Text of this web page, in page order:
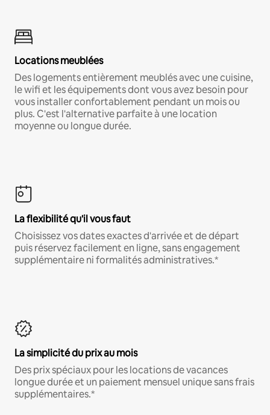
Locations meublées
Des logements entièrement meublés avec une cuisine,
le wifi et les équipements dont vous avez besoin pour
vous installer confortablement pendant un mois ou
plus. C'est l'alternative parfaite à une location
moyenne ou longue durée.
La flexibilité qu'il vous faut
Choisissez vos dates exactes d'arrivée et de départ
puis réservez facilement en ligne, sans engagement
supplémentaire ni formalités administratives.*
La simplicité du prix au mois
Des prix spéciaux pour les locations de vacances
longue durée et un paiement mensuel unique sans frais
supplémentaires.*